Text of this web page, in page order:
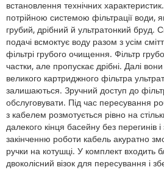
встановлення технічних
потрійною системою фільтрації води,
грубий, дрібний й ультратонкий бруд.
подачі всмоктує воду разом з усім
фільтрі грубого очищення. Фільтр
частки, але пропускає дрібні. Далі
великого картриджного фільтра
залишаються. Зручний доступ до
обслуговувати. Під час пересування
з кабелем розмотується рівно на
далекого кінця басейну без
закінченню роботи кабель акуратно
ручки на котушці. У комплект входить
двоколісний візок для пересування і